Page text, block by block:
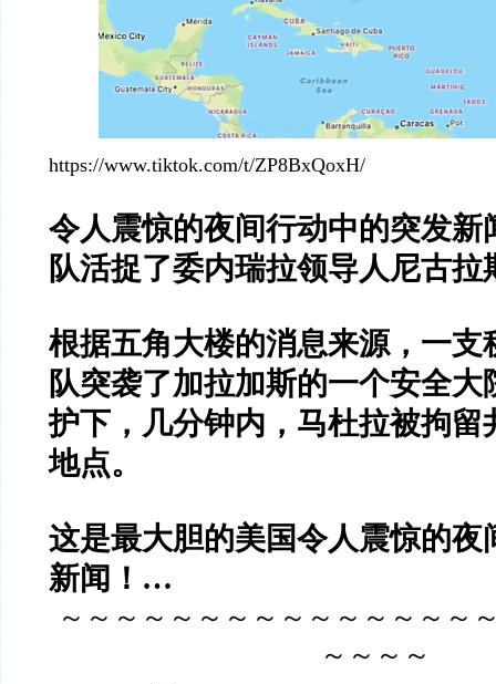
https://www.tiktok.com/t/ZP8BxQoxH/
令人震惊的夜间行动中的突发新
队活捉了委内瑞拉领导人尼古拉
根据五角大楼的消息来源，一支
队突袭了加拉加斯的一个安全大
护下，几分钟内，马杜拉被拘留
地点。
这是最大胆的美国令人震惊的夜
新闻！…
～～～～～～～～～～～～～～～
～～～～